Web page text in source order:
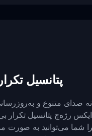
پتانسیل
صدای متنوع و
رژه‌چ پتانسیل تکرار
شما می‌توانید به صورت